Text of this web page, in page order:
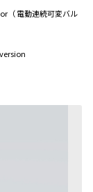
（ 電動連続可変バル